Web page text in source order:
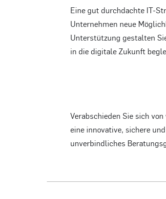
Eine gut durchdachte IT-
Unternehmen neue
Unterstützung gestalten
in die digitale Zukunft
Verabschieden Sie sich
eine innovative, sichere
unverbindliches